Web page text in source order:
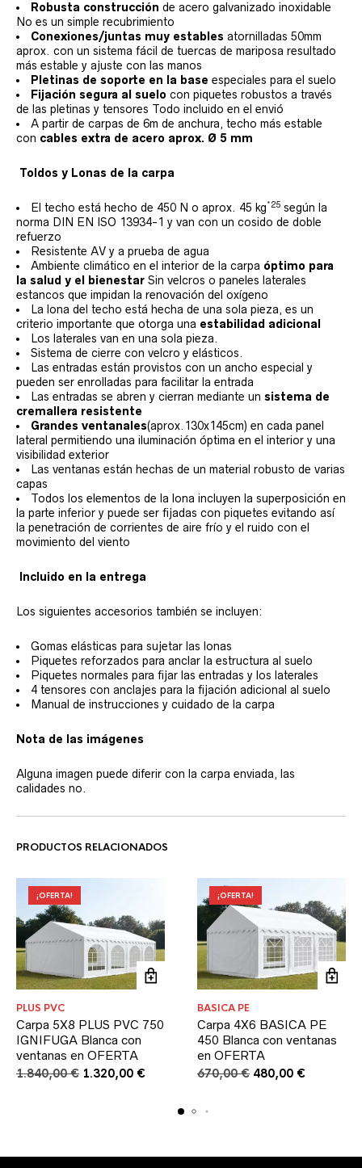
Robusta construcción de acero galvanizado inoxidable
No es un simple recubrimiento
Conexiones/juntas muy estables atornilladas 50mm
aprox. con un sistema fácil de tuercas de mariposa resultado
más estable y ajuste con las manos
Pletinas de soporte en la base especiales para el suelo
Fijación segura al suelo con piquetes robustos a través
de las pletinas y tensores Todo incluido en el envió
A partir de carpas de 6m de anchura, techo más estable
con cables extra de acero aprox. Ø 5 mm
Toldos y Lonas de la carpa
El techo está hecho de 450 N o aprox. 45 kg*25 según la
norma DIN EN ISO 13934-1 y van con un cosido de doble
refuerzo
Resistente AV y a prueba de agua
Ambiente climático en el interior de la carpa óptimo para
la salud y el bienestar Sin velcros o paneles laterales
estancos que impidan la renovación del oxígeno
La lona del techo está hecha de una sola pieza, es un
criterio importante que otorga una estabilidad adicional
Los laterales van en una sola pieza.
Sistema de cierre con velcro y elásticos.
Las entradas están provistos con un ancho especial y
pueden ser enrolladas para facilitar la entrada
Las entradas se abren y cierran mediante un sistema de
cremallera resistente
Grandes ventanales(aprox.130x145cm) en cada panel
lateral permitiendo una iluminación óptima en el interior y una
visibilidad exterior
Las ventanas están hechas de un material robusto de varias
capas
Todos los elementos de la lona incluyen la superposición en
la parte inferior y puede ser fijadas con piquetes evitando así
la penetración de corrientes de aire frío y el ruido con el
movimiento del viento
Incluido en la entrega
Los siguientes accesorios también se incluyen:
Gomas elásticas para sujetar las lonas
Piquetes reforzados para anclar la estructura al suelo
Piquetes normales para fijar las entradas y los laterales
4 tensores con anclajes para la fijación adicional al suelo
Manual de instrucciones y cuidado de la carpa
Nota de las imágenes
Alguna imagen puede diferir con la carpa enviada, las
calidades no.
PRODUCTOS RELACIONADOS
¡OFERTA!
PLUS PVC
Carpa 5X8 PLUS PVC 750
IGNIFUGA Blanca con
ventanas en OFERTA
1.840,00€ El
1.320,00 €El
¡OFERTA!
BASICA PE
Carpa 4X6 BASICA PE
450 Blanca con ventanas
en OFERTA
670,00€ El
480,00 €El